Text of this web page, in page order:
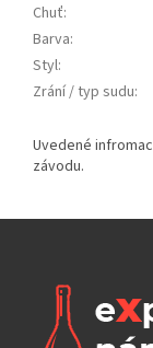
Chuť:
Barva:
Styl:
Zrání / typ sudu: